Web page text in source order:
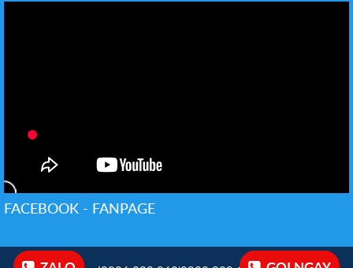
FACEBOOK - FANPAGE